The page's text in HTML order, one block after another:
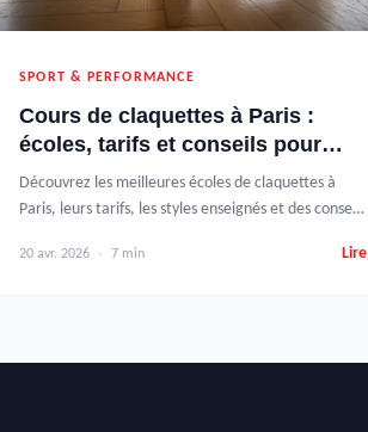
SPORT & PERFORMANCE
Cours de claquettes à Paris :
écoles, tarifs et conseils pour
bien choisir
Découvrez les meilleures écoles de claquettes à
Paris, leurs tarifs, les styles enseignés et des conseils
objectifs.
20 avr. 2026 7 min Lire